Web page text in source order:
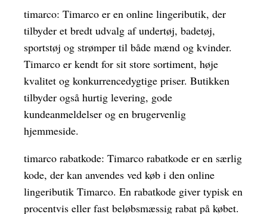
timarco: Timarco er en online lingeributik, der
tilbyder et bredt udvalg af undertøj, badetøj,
sportstøj og strømper til både mænd og kvinder.
Timarco er kendt for sit store sortiment, høje
kvalitet og konkurrencedygtige priser. Butikken
tilbyder også hurtig levering, gode
kundeanmeldelser og en brugervenlig
hjemmeside.
timarco rabatkode: Timarco rabatkode er en særlig
kode, der kan anvendes ved køb i den online
lingeributik Timarco. En rabatkode giver typisk en
procentvis eller fast beløbsmæssig rabat på købet.